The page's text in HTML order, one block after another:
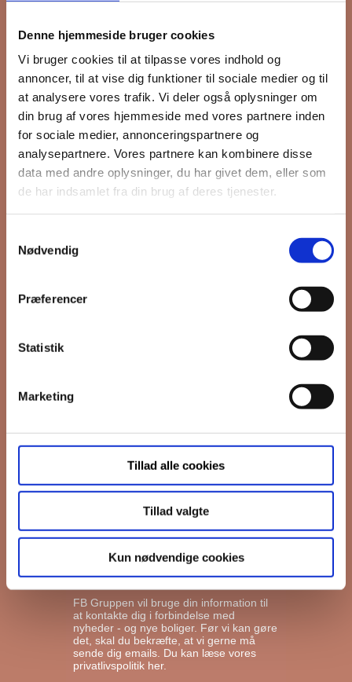
Denne hjemmeside bruger cookies
Vi bruger cookies til at tilpasse vores indhold og
annoncer, til at vise dig funktioner til sociale medier og til
at analysere vores trafik. Vi deler også oplysninger om
din brug af vores hjemmeside med vores partnere inden
for sociale medier, annonceringspartnere og
analysepartnere. Vores partnere kan kombinere disse
data med andre oplysninger, du har givet dem, eller som
de har indsamlet fra din brug af deres tjenester.
Nødvendig
Præferencer
Statistik
Marketing
Tillad alle cookies
Tillad valgte
Kun nødvendige cookies
nyhedsbrev
Hold dig opdateret på hvad der sker
på Grønttorvet. I vores nyhedsbrev
sender vi blandt andet invitation til
VIP Åbent Hus, når vi sætter nye
boliger til salg og udlejning, så du
Interesseret i
Ejerboliger
Lejeboliger
Andelsboliger
Markedsføringstilladelse
FB Gruppen vil bruge din information til
at kontakte dig i forbindelse med
nyheder - og nye boliger. Før vi kan gøre
det, skal du bekræfte, at vi gerne må
sende dig emails. Du kan læse vores
privatlivspolitik her.